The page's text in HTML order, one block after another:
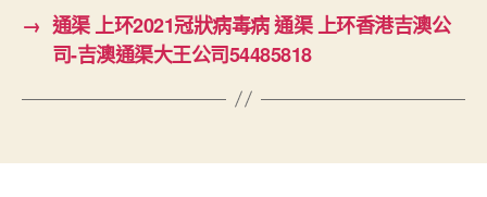
→ 通渠 上环2021冠狀病毒病 通渠 上环香港吉澳公
司-吉澳通渠大王公司54485818